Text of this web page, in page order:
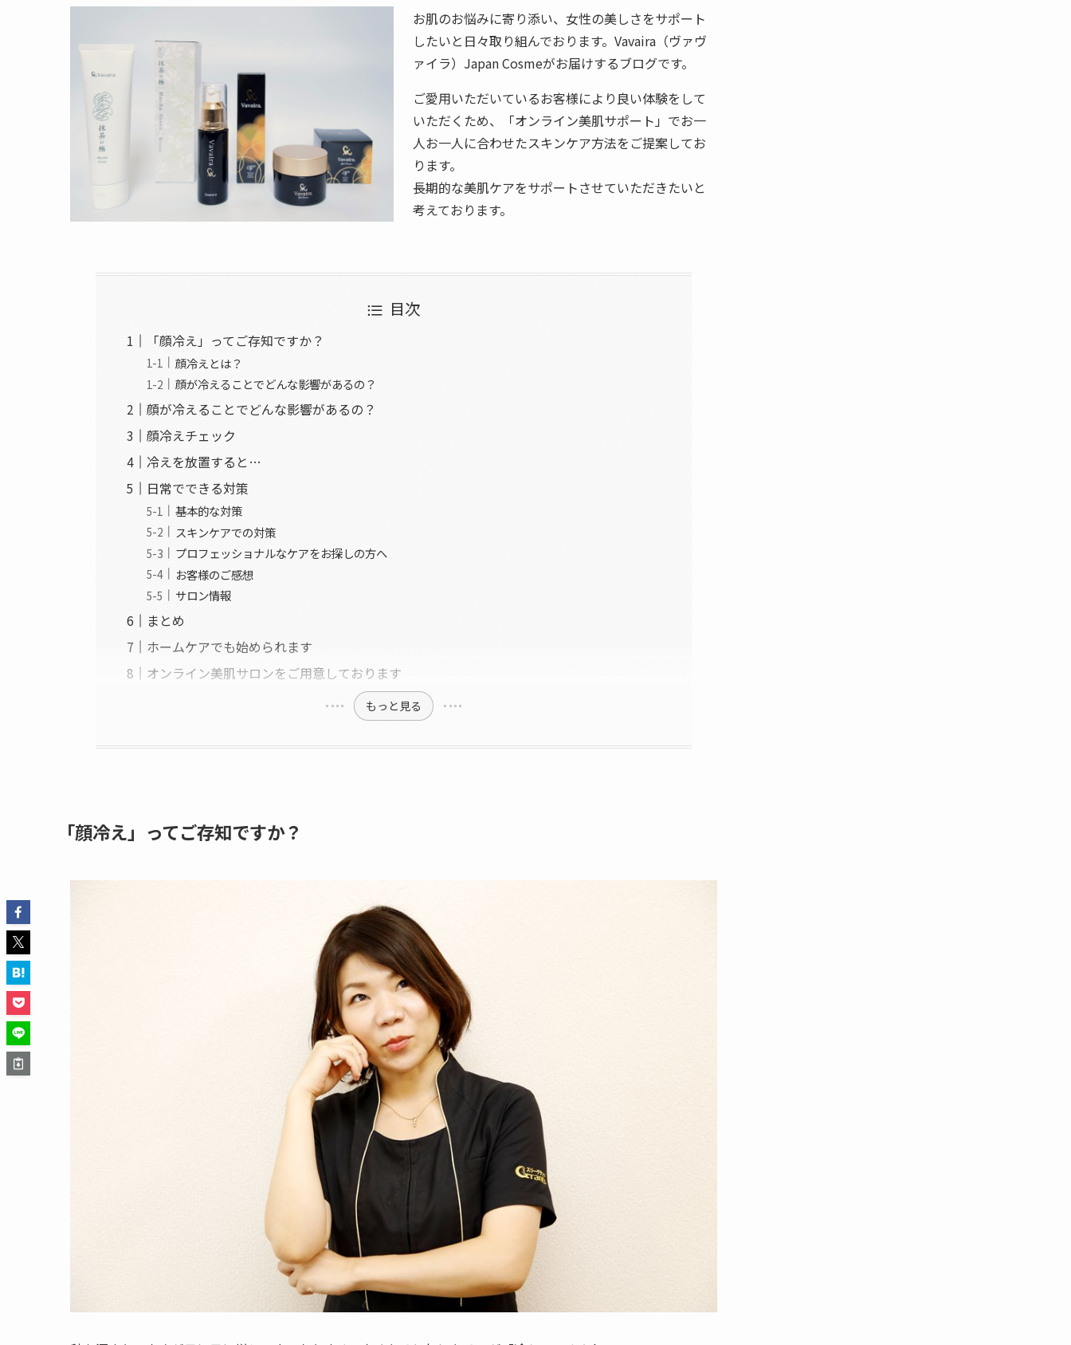
お肌のお悩みに寄り添い、女性の美しさをサポート
したいと日々取り組んでおります。Vavaira（ヴァヴ
ァイラ）Japan Cosmeがお届けするブログです。
ご愛用いただいているお客様により良い体験をして
いただくため、「オンライン美肌サポート」でお一
人お一人に合わせたスキンケア方法をご提案してお
ります。
長期的な美肌ケアをサポートさせていただきたいと
考えております。
目次
「顔冷え」ってご存知ですか？
顔冷えとは？
顔が冷えることでどんな影響があるの？
顔が冷えることでどんな影響があるの？
顔冷えチェック
冷えを放置すると…
日常でできる対策
基本的な対策
スキンケアでの対策
プロフェッショナルなケアをお探しの方へ
お客様のご感想
サロン情報
まとめ
ホームケアでも始められます
オンライン美肌サロンをご用意しております
もっと見る
「顔冷え」ってご存知ですか？